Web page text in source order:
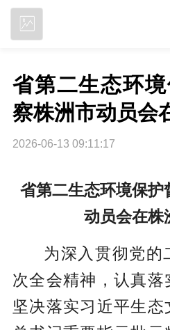
省第二生态环
察株洲市动员会
2026-06-13 09:11:17
省第二生态环境保护
动员会在株
为深入贯彻党的
次全会精神，认真落
坚决落实习近平生